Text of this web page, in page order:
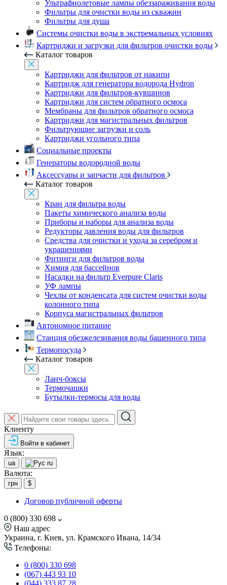
Ультрафиолетовые лампы обеззараживания воды
Фильтры для очистки воды из скважин
Фильтры для душа
Системы очистки воды в экстремальных условиях
Картриджи и загрузки для фильтров очистки воды
Каталог товаров
Картриджи для фильтров от накипи
Картридж для генератора водорода Hydron
Картриджи для фильтров-кувшинов
Картриджи для систем обратного осмоса
Мембраны для фильтров обратного осмоса
Картриджи для магистральных фильтров
Фильтрующие загрузки и соль
Картриджи угольного типа
Социальные проекты
Генераторы водородной воды
Аксессуары и запчасти для фильтров
Каталог товаров
Кран для фильтра воды
Пакеты химического анализа воды
Приборы и наборы для анализа воды
Редукторы давления воды для фильтров
Средства для очистки и ухода за серебром и
украшениями
Фитинги для фильтров воды
Химия для бассейнов
Насадки на фильтр Everpure Claris
УФ лампы
Чехлы от конденсата для систем очистки воды
колонного типа
Корпуса магистральных фильтров
Автономное питание
Станция обезжелезивания воды башенного типа
Термопосуда
Каталог товаров
Ланч-боксы
Термочашки
Бутылки-термосы для воды
Клиенту
Войти в кабинет
Язык:
ua ru
Валюта:
грн $
Договор публичной оферты
0 (800) 330 698
Наш адрес
Украина, г. Киев, ул. Крамского Ивана, 14/34
Телефоны:
0 (800) 330 698
(067) 443 93 10
(044) 333 87 28